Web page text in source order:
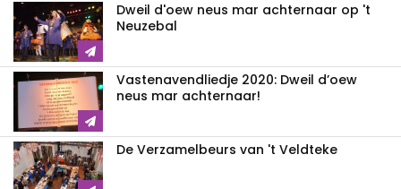
Dweil d'oew neus mar achternaar op 't
Neuzebal
Vastenavendliedje 2020: Dweil d’oew
neus mar achternaar!
De Verzamelbeurs van 't Veldteke